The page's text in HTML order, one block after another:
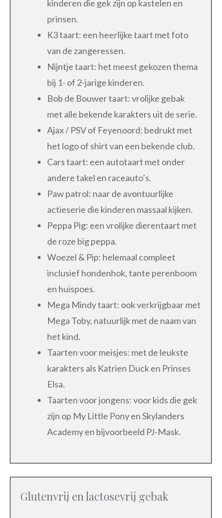
kinderen die gek zijn op kastelen en
prinsen.
K3 taart: een heerlijke taart met foto
van de zangeressen.
Nijntje taart: het meest gekozen thema
bij 1- of 2-jarige kinderen.
Bob de Bouwer taart: vrolijke gebak
met alle bekende karakters uit de serie.
Ajax / PSV of Feyenoord: bedrukt met
het logo of shirt van een bekende club.
Cars taart: een autotaart met onder
andere takel en raceauto’s.
Paw patrol: naar de avontuurlijke
actieserie die kinderen massaal kijken.
Peppa Pig: een vrolijke dierentaart met
de roze big peppa.
Woezel & Pip: helemaal compleet
inclusief hondenhok, tante perenboom
en huispoes.
Mega Mindy taart: ook verkrijgbaar met
Mega Toby, natuurlijk met de naam van
het kind.
Taarten voor meisjes: met de leukste
karakters als Katrien Duck en Prinses
Elsa.
Taarten voor jongens: voor kids die gek
zijn op My Little Pony en Skylanders
Academy en bijvoorbeeld PJ-Mask.
Glutenvrij en lactosevrij gebak